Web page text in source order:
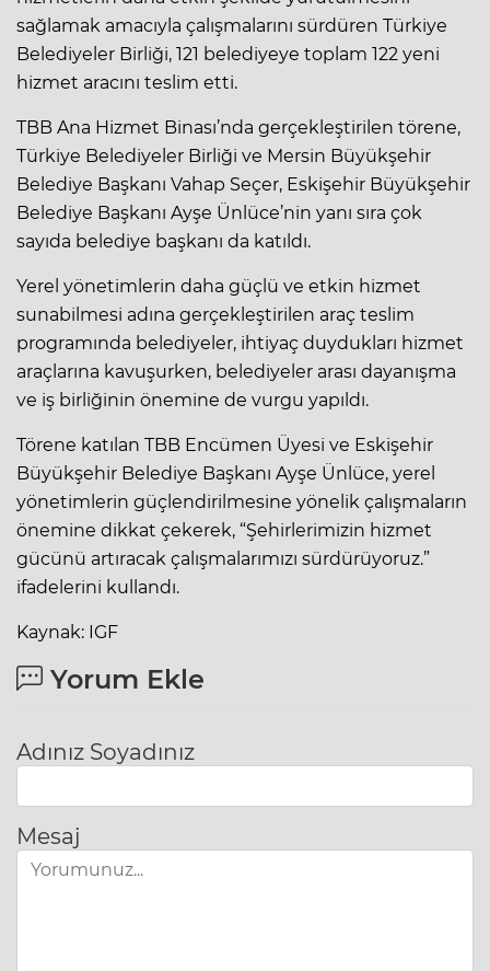
sağlamak amacıyla çalışmalarını sürdüren Türkiye
Belediyeler Birliği, 121 belediyeye toplam 122 yeni
hizmet aracını teslim etti.
TBB Ana Hizmet Binası’nda gerçekleştirilen törene,
Türkiye Belediyeler Birliği ve Mersin Büyükşehir
Belediye Başkanı Vahap Seçer, Eskişehir Büyükşehir
Belediye Başkanı Ayşe Ünlüce’nin yanı sıra çok
sayıda belediye başkanı da katıldı.
Yerel yönetimlerin daha güçlü ve etkin hizmet
sunabilmesi adına gerçekleştirilen araç teslim
programında belediyeler, ihtiyaç duydukları hizmet
araçlarına kavuşurken, belediyeler arası dayanışma
ve iş birliğinin önemine de vurgu yapıldı.
Törene katılan TBB Encümen Üyesi ve Eskişehir
Büyükşehir Belediye Başkanı Ayşe Ünlüce, yerel
yönetimlerin güçlendirilmesine yönelik çalışmaların
önemine dikkat çekerek, “Şehirlerimizin hizmet
gücünü artıracak çalışmalarımızı sürdürüyoruz.”
ifadelerini kullandı.
Kaynak: IGF
Yorum Ekle
Adınız Soyadınız
Mesaj